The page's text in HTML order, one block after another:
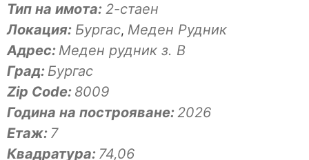
Тип на имота: 2-стаен
Локация: Бургас, Меден Рудник
Адрес: Меден рудник з. В
Град: Бургас
Zip Code: 8009
Година на построяване:2026
Eтаж: 7
Квадратура: 74,06